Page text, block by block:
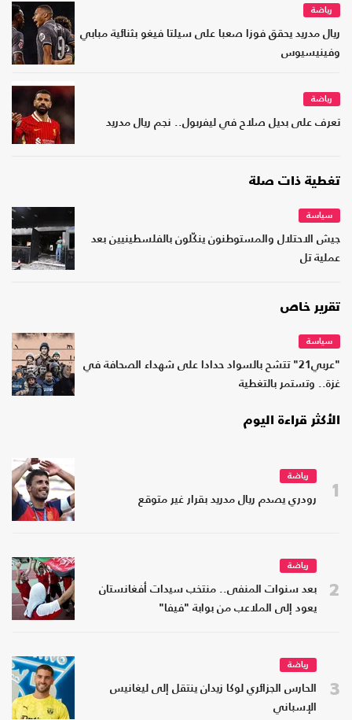
رياضة
ريال مدريد يحقق فوزا صعبا على سيلتا فيغو بثنائية مبابي
وفينيسيوس
رياضة
تعرف على بديل صلاح في ليفربول.. نجم ريال مدريد
تغطية ذات صلة
سياسة
جيش الاحتلال والمستوطنون ينكّلون بالفلسطينيين بعد
عملية تل
تقرير خاص
سياسة
"عربي21" تتشح بالسواد حدادا على شهداء الصحافة في
غزة.. وتستمر بالتغطية
الأكثر قراءة اليوم
1
رياضة
رودري يصدم ريال مدريد بقرار غير متوقع
2
رياضة
بعد سنوات المنفى.. منتخب سيدات أفغانستان
يعود إلى الملاعب من بوابة "فيفا"
3
رياضة
الحارس الجزائري لوكا زيدان ينتقل إلى ليغانيس
الإسباني